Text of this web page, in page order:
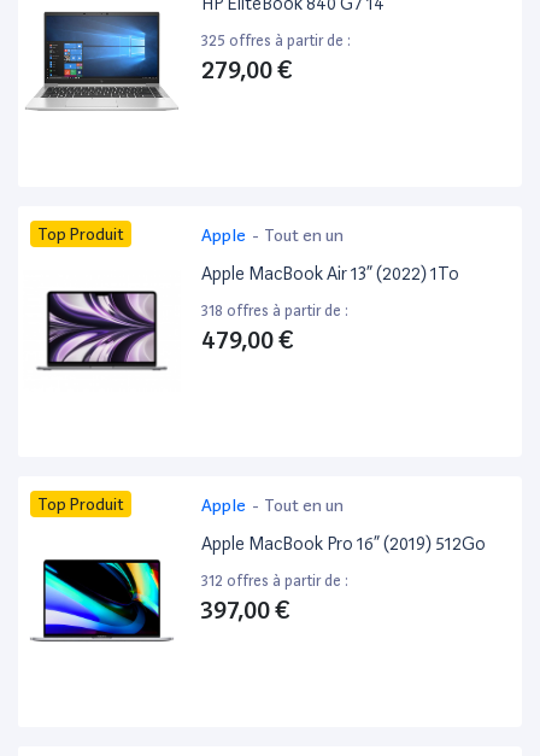
325 offres à partir de :
279,00 €
Top Produit Apple - Tout en un
Apple MacBook Air 13” (2022) 1To
318 offres à partir de :
479,00 €
Top Produit Apple - Tout en un
Apple MacBook Pro 16” (2019) 512Go
312 offres à partir de :
397,00 €